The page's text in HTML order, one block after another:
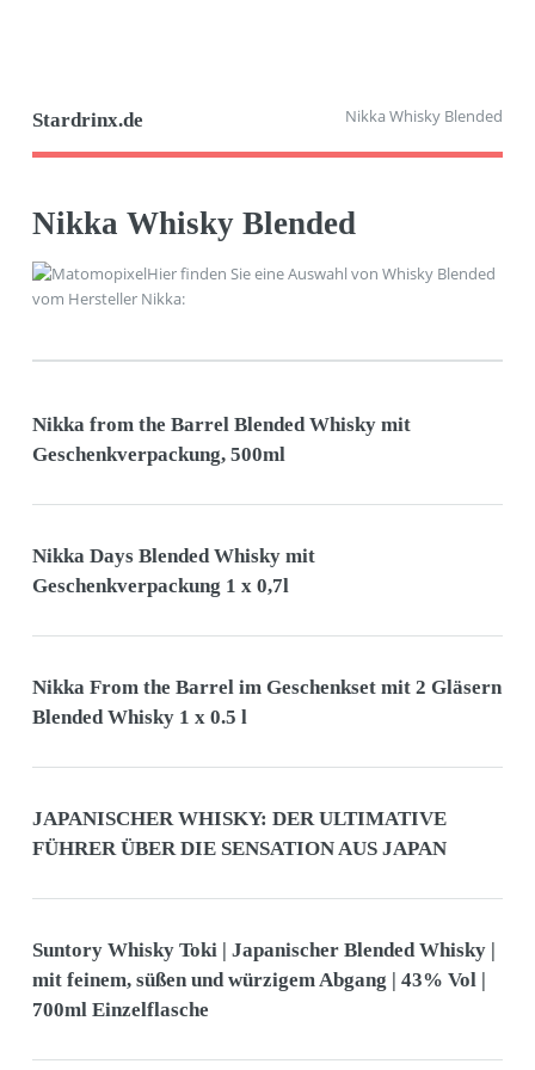
Stardrinx.de Nikka Whisky Blended
Nikka Whisky Blended
Hier finden Sie eine Auswahl von Whisky Blended
vom Hersteller Nikka:
Nikka from the Barrel Blended Whisky mit
Geschenkverpackung, 500ml
Nikka Days Blended Whisky mit
Geschenkverpackung 1 x 0,7l
Nikka From the Barrel im Geschenkset mit 2 Gläsern
Blended Whisky 1 x 0.5 l
JAPANISCHER WHISKY: DER ULTIMATIVE
FÜHRER ÜBER DIE SENSATION AUS JAPAN
Suntory Whisky Toki | Japanischer Blended Whisky |
mit feinem, süßen und würzigem Abgang | 43% Vol |
700ml Einzelflasche